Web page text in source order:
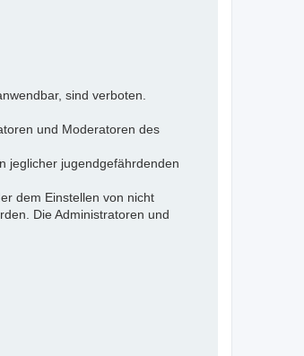
sind verboten.
und Moderatoren des
jeglicher jugendgefährdenden
dem Einstellen von nicht
Die Administratoren und